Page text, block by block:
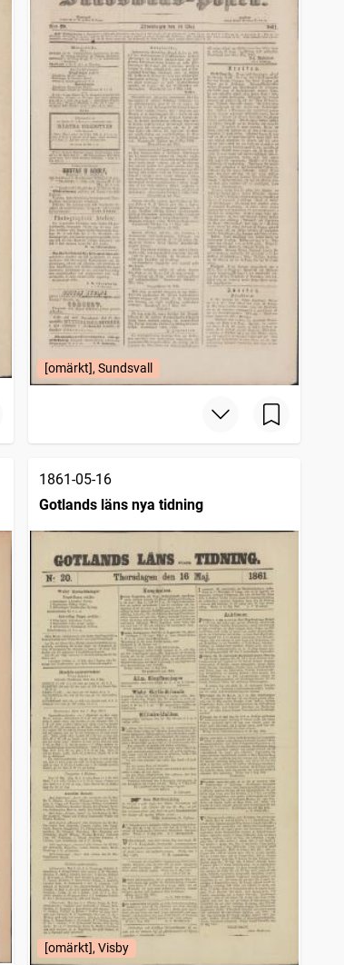
[omärkt], Sundsvall
1861-05-16
Gotlands läns nya tidning
[omärkt], Visby